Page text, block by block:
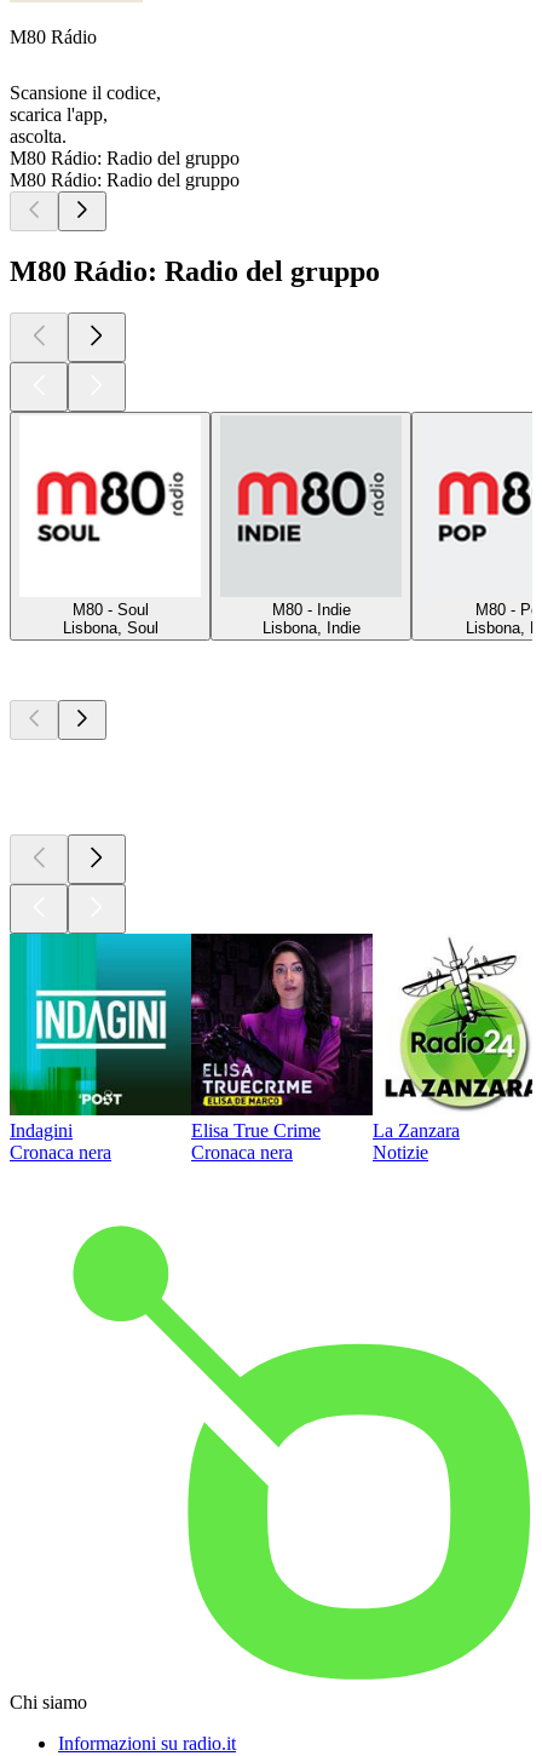
M80 Rádio
Scansione il codice,
scarica l'app,
ascolta.
M80 Rádio: Radio del gruppo
M80 Rádio: Radio del gruppo
M80 Rádio: Radio del gruppo
M80 - Soul
Lisbona, Soul
M80 - Indie
Lisbona, Indie
M80 -
Lisbona,
Indagini
Cronaca nera
Elisa True Crime
Cronaca nera
La Zanzara
Notizie
Chi siamo
Informazioni su radio.it